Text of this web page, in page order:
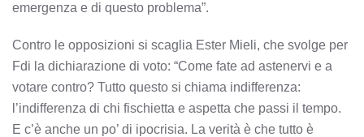
emergenza e di questo problema”.
Contro le opposizioni si scaglia Ester Mieli, che svolge per
Fdi la dichiarazione di voto: “Come fate ad astenervi e a
votare contro? Tutto questo si chiama indifferenza:
l’indifferenza di chi fischietta e aspetta che passi il tempo.
E c’è anche un po’ di ipocrisia. La verità è che tutto è